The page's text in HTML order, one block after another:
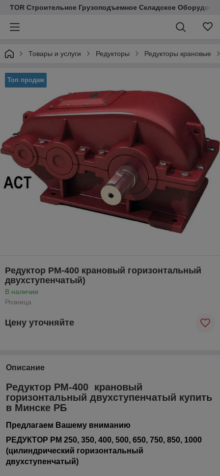
TOR Строительное Грузоподъемное Складское
Товары и услуги Редукторы Редукторы крановые
Топ продаж
Редуктор РМ-400 крановый горизонтальный
двухступенчатый)
В наличии
Розница
Цену уточняйте
Описание
Редуктор РМ-400 крановый
горизонтальный двухступенчатый купить
в Минске РБ
Предлагаем Вашему вниманию
РЕДУКТОР РМ 250, 350, 400, 500, 650, 750, 850, 1000
(цилиндрический горизонтальный
двухступенчатый)